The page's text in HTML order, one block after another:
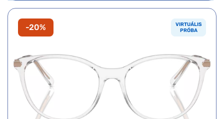
-20%
VIRTUÁLIS
PRÓBA